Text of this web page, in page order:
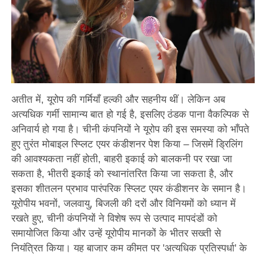
अतीत में, यूरोप की गर्मियाँ हल्की और सहनीय थीं। लेकिन अब
अत्यधिक गर्मी सामान्य बात हो गई है, इसलिए ठंडक पाना वैकल्पिक से
अनिवार्य हो गया है। चीनी कंपनियों ने यूरोप की इस समस्या को भाँपते
हुए तुरंत मोबाइल स्प्लिट एयर कंडीशनर पेश किया – जिसमें ड्रिलिंग
की आवश्यकता नहीं होती, बाहरी इकाई को बालकनी पर रखा जा
सकता है, भीतरी इकाई को स्थानांतरित किया जा सकता है, और
इसका शीतलन प्रभाव पारंपरिक स्प्लिट एयर कंडीशनर के समान है।
यूरोपीय भवनों, जलवायु, बिजली की दरों और विनियमों को ध्यान में
रखते हुए, चीनी कंपनियों ने विशेष रूप से उत्पाद मापदंडों को
समायोजित किया और उन्हें यूरोपीय मानकों के भीतर सख्ती से
नियंत्रित किया। यह बाजार कम कीमत पर 'अत्यधिक प्रतिस्पर्धा' के